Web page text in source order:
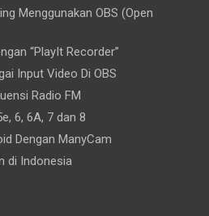
Menggunakan OBS (Open
“PlayIt Recorder”
Input Video Di OBS
Radio FM
6, 6A, 7 dan 8
Dengan ManyCam
di Indonesia